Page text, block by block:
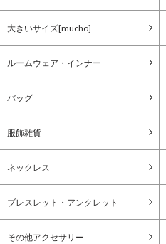
大きいサイズ[mucho]
ルームウェア・インナー
バッグ
服飾雑貨
ネックレス
ブレスレット・アンクレット
その他アクセサリー